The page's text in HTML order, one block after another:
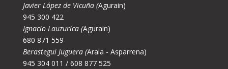
Javier López de Vicuña (Agurain)
945 300 422
Ignacio Lauzurica (Agurain)
680 871 559
Berastegui Juguera (Araia - Asparrena)
945 304 011 / 608 877 525